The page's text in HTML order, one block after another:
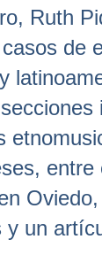
Ruth
de
y un